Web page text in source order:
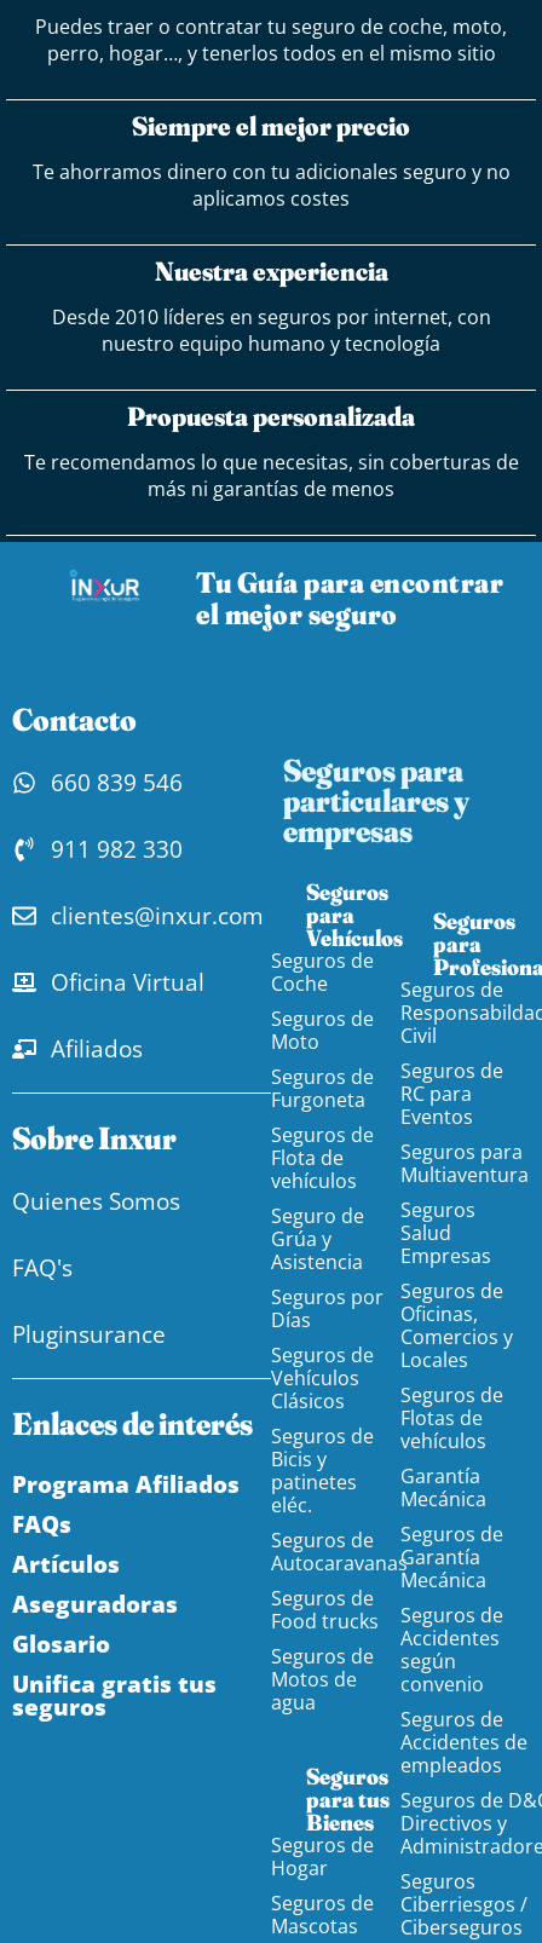
Puedes traer o contratar tu seguro de coche, moto,
perro, hogar…, y tenerlos todos en el mismo sitio
Siempre el mejor precio
Te ahorramos dinero con tu adicionales seguro y no
aplicamos costes
Nuestra experiencia
Desde 2010 líderes en seguros por internet, con
nuestro equipo humano y tecnología
Propuesta personalizada
Te recomendamos lo que necesitas, sin coberturas de
más ni garantías de menos
Tu Guía para encontrar
el mejor seguro
Contacto
660 839 546
911 982 330
clientes@inxur.com
Oficina Virtual
Afiliados
Sobre Inxur
Quienes Somos
FAQ's
Pluginsurance
Enlaces de interés
Programa Afiliados
FAQs
Artículos
Aseguradoras
Glosario
Unifica gratis tus
seguros
Seguros para
particulares y
empresas
Seguros
para
Vehículos​
Seguros de
Coche
Seguros de
Moto
Seguros de
Furgoneta
Seguros de
Flota de
vehículos
Seguro de
Grúa y
Asistencia
Seguros por
Días
Seguros de
Vehículos
Clásicos
Seguros de
Bicis y
patinetes
eléc.
Seguros de
Autocaravanas
Seguros de
Food trucks
Seguros de
Motos de
agua
Seguros
para tus
Bienes
Seguros de
Hogar
Seguros de
Mascotas
Seguros
para
Seguros de
Civil
Seguros de
RC para
Eventos
Seguros para
Multiaventura
Seguros
Salud
Empresas
Seguros de
Oficinas,
Comercios y
Locales
Seguros de
Flotas de
vehículos
Garantía
Mecánica
Seguros de
Garantía
Mecánica
Seguros de
Accidentes
según
convenio
Seguros de
Accidentes de
empleados
Seguros de
Directivos y
Seguros
Ciberriesgos /
Ciberseguros